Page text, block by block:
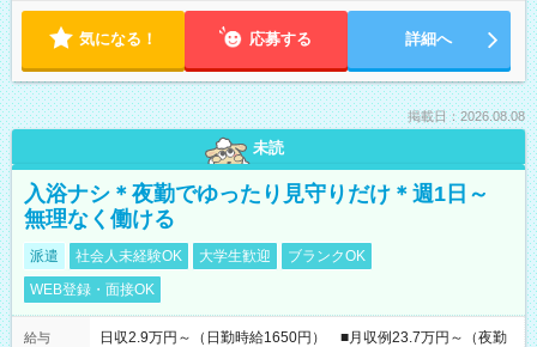
気になる！ 応募する 詳細へ
掲載日：2026.08.08
未読
入浴ナシ＊夜勤でゆったり見守りだけ＊週1日～
無理なく働ける
派遣 社会人未経験OK 大学生歓迎
ブランクOK
WEB登録・面接OK
給与
日収2.9万円～（日勤時給1650円） ■月収例23.7万円～（夜勤